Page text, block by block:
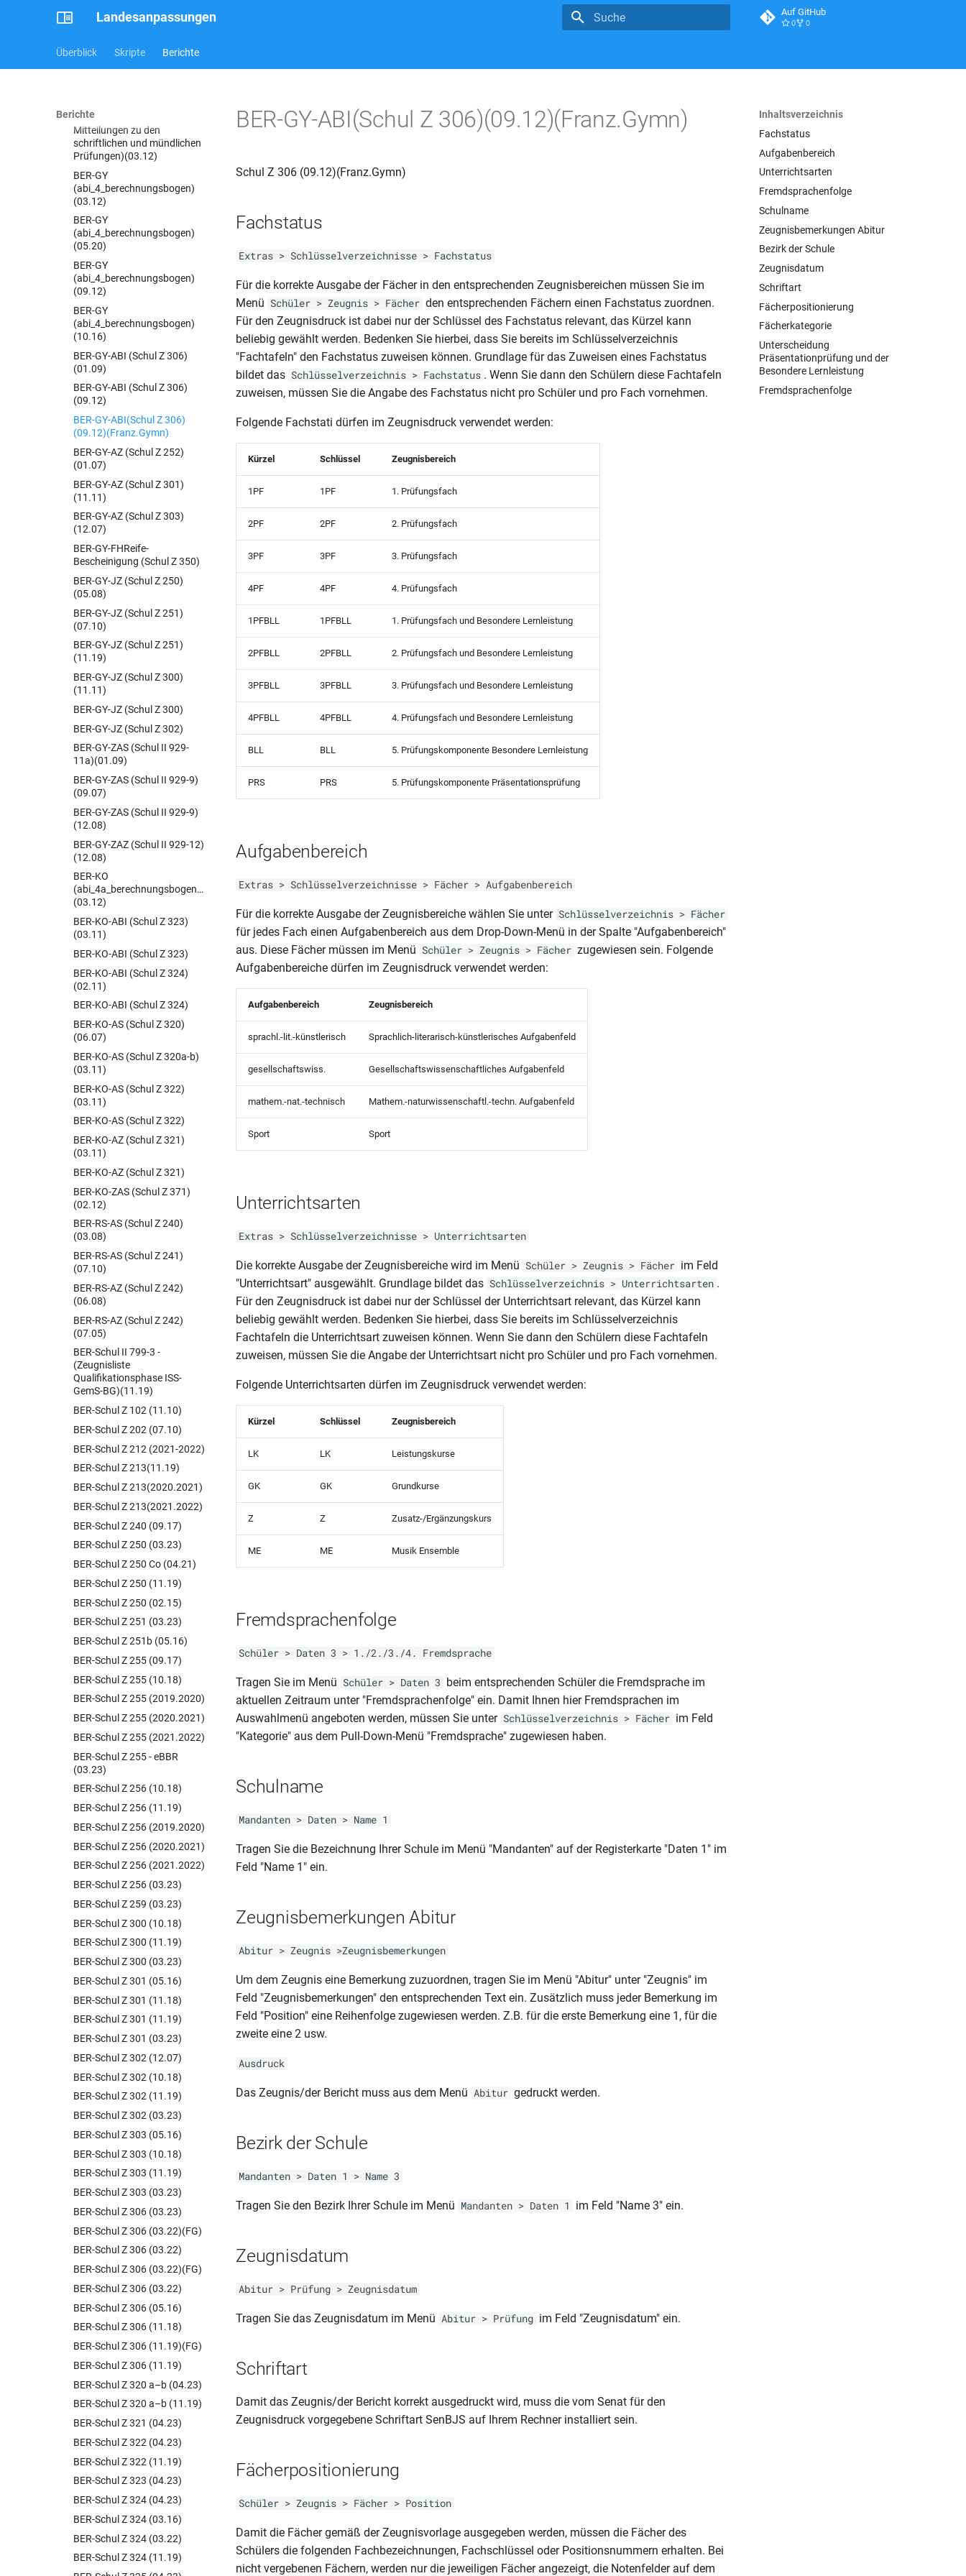
Landesanpassungen Auf GitHub
0 0
Überblick Skripte Berichte
Berichte
BER-GES-JZ (Schul Z 200)
BER-GS-JZ (Schul Z 103)
BER-GY (Abi-18a -
Mitteilungen zu den
schriftlichen und mündlichen
Prüfungen)(03.12)
BER-GY
(abi_4_berechnungsbogen)
(03.12)
BER-GY
(abi_4_berechnungsbogen)
(05.20)
BER-GY
(abi_4_berechnungsbogen)
(09.12)
BER-GY
(abi_4_berechnungsbogen)
(10.16)
BER-GY-ABI (Schul Z 306)
(01.09)
BER-GY-ABI (Schul Z 306)
(09.12)
BER-GY-ABI(Schul Z 306)
(09.12)(Franz.Gymn)
BER-GY-AZ (Schul Z 252)
(01.07)
BER-GY-AZ (Schul Z 301)
(11.11)
BER-GY-AZ (Schul Z 303)
(12.07)
BER-GY-FHReife-
Bescheinigung (Schul Z 350)
BER-GY-JZ (Schul Z 250)
(05.08)
BER-GY-JZ (Schul Z 251)
(07.10)
BER-GY-JZ (Schul Z 251)
(11.19)
BER-GY-JZ (Schul Z 300)
(11.11)
BER-GY-JZ (Schul Z 300)
BER-GY-JZ (Schul Z 302)
BER-GY-ZAS (Schul II 929-
11a)(01.09)
BER-GY-ZAS (Schul II 929-9)
(09.07)
BER-GY-ZAS (Schul II 929-9)
(12.08)
BER-GY-ZAZ (Schul II 929-12)
(12.08)
BER-KO
(abi_4a_berechnungsbogen_kollegs)
(03.12)
BER-KO-ABI (Schul Z 323)
(03.11)
BER-KO-ABI (Schul Z 323)
BER-KO-ABI (Schul Z 324)
(02.11)
BER-KO-ABI (Schul Z 324)
BER-KO-AS (Schul Z 320)
(06.07)
BER-KO-AS (Schul Z 320a-b)
(03.11)
BER-KO-AS (Schul Z 322)
(03.11)
BER-KO-AS (Schul Z 322)
BER-KO-AZ (Schul Z 321)
(03.11)
BER-KO-AZ (Schul Z 321)
BER-KO-ZAS (Schul Z 371)
(02.12)
BER-RS-AS (Schul Z 240)
(03.08)
BER-RS-AS (Schul Z 241)
(07.10)
BER-RS-AZ (Schul Z 242)
(06.08)
BER-RS-AZ (Schul Z 242)
(07.05)
BER-Schul II 799-3 -
(Zeugnisliste
Qualifikationsphase ISS-
GemS-BG)(11.19)
BER-Schul Z 102 (11.10)
BER-Schul Z 202 (07.10)
BER-Schul Z 212 (2021-2022)
BER-Schul Z 213(11.19)
BER-Schul Z 213(2020.2021)
BER-Schul Z 213(2021.2022)
BER-Schul Z 240 (09.17)
BER-Schul Z 250 (03.23)
BER-Schul Z 250 Co (04.21)
BER-Schul Z 250 (11.19)
BER-Schul Z 250 (02.15)
BER-Schul Z 251 (03.23)
BER-Schul Z 251b (05.16)
BER-Schul Z 255 (09.17)
BER-Schul Z 255 (10.18)
BER-Schul Z 255 (2019.2020)
BER-Schul Z 255 (2020.2021)
BER-Schul Z 255 (2021.2022)
BER-Schul Z 255 - eBBR
(03.23)
BER-Schul Z 256 (10.18)
BER-Schul Z 256 (11.19)
BER-Schul Z 256 (2019.2020)
BER-Schul Z 256 (2020.2021)
BER-Schul Z 256 (2021.2022)
BER-Schul Z 256 (03.23)
BER-Schul Z 259 (03.23)
BER-Schul Z 300 (10.18)
BER-Schul Z 300 (11.19)
BER-Schul Z 300 (03.23)
BER-Schul Z 301 (05.16)
BER-Schul Z 301 (11.18)
BER-Schul Z 301 (11.19)
BER-Schul Z 301 (03.23)
BER-Schul Z 302 (12.07)
BER-Schul Z 302 (10.18)
BER-Schul Z 302 (11.19)
BER-Schul Z 302 (03.23)
BER-Schul Z 303 (05.16)
BER-Schul Z 303 (10.18)
BER-Schul Z 303 (11.19)
BER-Schul Z 303 (03.23)
BER-Schul Z 306 (03.23)
BER-Schul Z 306 (03.22)(FG)
BER-Schul Z 306 (03.22)
BER-Schul Z 306 (03.22)(FG)
BER-Schul Z 306 (03.22)
BER-Schul Z 306 (05.16)
BER-Schul Z 306 (11.18)
BER-Schul Z 306 (11.19)(FG)
BER-Schul Z 306 (11.19)
BER-Schul Z 320 a–b (04.23)
BER-Schul Z 320 a–b (11.19)
BER-Schul Z 321 (04.23)
BER-Schul Z 322 (04.23)
BER-Schul Z 322 (11.19)
BER-Schul Z 323 (04.23)
BER-Schul Z 324 (04.23)
BER-Schul Z 324 (03.16)
BER-Schul Z 324 (03.22)
BER-Schul Z 324 (11.19)
Inhaltsverzeichnis
Fachstatus
Aufgabenbereich
Unterrichtsarten
Fremdsprachenfolge
Schulname
Zeugnisbemerkungen Abitur
Bezirk der Schule
Zeugnisdatum
Schriftart
Fächerpositionierung
Fächerkategorie
Unterscheidung
Präsentationprüfung und der
Besondere Lernleistung
Fremdsprachenfolge
BER-GY-ABI(Schul Z 306)(09.12)(Franz.Gymn)
Schul Z 306 (09.12)(Franz.Gymn)
Fachstatus
Extras > Schlüsselverzeichnisse > Fachstatus
Für die korrekte Ausgabe der Fächer in den entsprechenden Zeugnisbereichen müssen Sie im
Menü Schüler > Zeugnis > Fächer den entsprechenden Fächern einen Fachstatus zuordnen.
Für den Zeugnisdruck ist dabei nur der Schlüssel des Fachstatus relevant, das Kürzel kann
beliebig gewählt werden. Bedenken Sie hierbei, dass Sie bereits im Schlüsselverzeichnis
"Fachtafeln" den Fachstatus zuweisen können. Grundlage für das Zuweisen eines Fachstatus
bildet das Schlüsselverzeichnis > Fachstatus . Wenn Sie dann den Schülern diese Fachtafeln
zuweisen, müssen Sie die Angabe des Fachstatus nicht pro Schüler und pro Fach vornehmen.
Folgende Fachstati dürfen im Zeugnisdruck verwendet werden:
Kürzel Schlüssel Zeugnisbereich
1PF 1PF 1. Prüfungsfach
2PF 2PF 2. Prüfungsfach
3PF 3PF 3. Prüfungsfach
4PF 4PF 4. Prüfungsfach
1PFBLL 1PFBLL 1. Prüfungsfach und Besondere Lernleistung
2PFBLL 2PFBLL 2. Prüfungsfach und Besondere Lernleistung
3PFBLL 3PFBLL 3. Prüfungsfach und Besondere Lernleistung
4PFBLL 4PFBLL 4. Prüfungsfach und Besondere Lernleistung
BLL BLL 5. Prüfungskomponente Besondere Lernleistung
PRS PRS 5. Prüfungskomponente Präsentationsprüfung
Aufgabenbereich
Extras > Schlüsselverzeichnisse > Fächer > Aufgabenbereich
Für die korrekte Ausgabe der Zeugnisbereiche wählen Sie unter Schlüsselverzeichnis > Fächer
für jedes Fach einen Aufgabenbereich aus dem Drop-Down-Menü in der Spalte "Aufgabenbereich"
aus. Diese Fächer müssen im Menü Schüler > Zeugnis > Fächer zugewiesen sein. Folgende
Aufgabenbereiche dürfen im Zeugnisdruck verwendet werden:
Aufgabenbereich Zeugnisbereich
sprachl.-lit.-künstlerisch Sprachlich-literarisch-künstlerisches Aufgabenfeld
gesellschaftswiss. Gesellschaftswissenschaftliches Aufgabenfeld
mathem.-nat.-technisch Mathem.-naturwissenschaftl.-techn. Aufgabenfeld
Sport Sport
Unterrichtsarten
Extras > Schlüsselverzeichnisse > Unterrichtsarten
Die korrekte Ausgabe der Zeugnisbereiche wird im Menü Schüler > Zeugnis > Fächer im Feld
"Unterrichtsart" ausgewählt. Grundlage bildet das Schlüsselverzeichnis > Unterrichtsarten .
Für den Zeugnisdruck ist dabei nur der Schlüssel der Unterrichtsart relevant, das Kürzel kann
beliebig gewählt werden. Bedenken Sie hierbei, dass Sie bereits im Schlüsselverzeichnis
Fachtafeln die Unterrichtsart zuweisen können. Wenn Sie dann den Schülern diese Fachtafeln
zuweisen, müssen Sie die Angabe der Unterrichtsart nicht pro Schüler und pro Fach vornehmen.
Folgende Unterrichtsarten dürfen im Zeugnisdruck verwendet werden:
Kürzel Schlüssel Zeugnisbereich
LK LK Leistungskurse
GK GK Grundkurse
Z Z Zusatz-/Ergänzungskurs
ME ME Musik Ensemble
Fremdsprachenfolge
Schüler > Daten 3 > 1./2./3./4. Fremdsprache
Tragen Sie im Menü Schüler > Daten 3 beim entsprechenden Schüler die Fremdsprache im
aktuellen Zeitraum unter "Fremdsprachenfolge" ein. Damit Ihnen hier Fremdsprachen im
Auswahlmenü angeboten werden, müssen Sie unter Schlüsselverzeichnis > Fächer im Feld
"Kategorie" aus dem Pull-Down-Menü "Fremdsprache" zugewiesen haben.
Schulname
Mandanten > Daten > Name 1
Tragen Sie die Bezeichnung Ihrer Schule im Menü "Mandanten" auf der Registerkarte "Daten 1" im
Feld "Name 1" ein.
Zeugnisbemerkungen Abitur
Abitur > Zeugnis >Zeugnisbemerkungen
Um dem Zeugnis eine Bemerkung zuzuordnen, tragen Sie im Menü "Abitur" unter "Zeugnis" im
Feld "Zeugnisbemerkungen" den entsprechenden Text ein. Zusätzlich muss jeder Bemerkung im
Feld "Position" eine Reihenfolge zugewiesen werden. Z.B. für die erste Bemerkung eine 1, für die
zweite eine 2 usw.
Ausdruck
Das Zeugnis/der Bericht muss aus dem Menü Abitur gedruckt werden.
Bezirk der Schule
Mandanten > Daten 1 > Name 3
Tragen Sie den Bezirk Ihrer Schule im Menü Mandanten > Daten 1 im Feld "Name 3" ein.
Zeugnisdatum
Abitur > Prüfung > Zeugnisdatum
Tragen Sie das Zeugnisdatum im Menü Abitur > Prüfung im Feld "Zeugnisdatum" ein.
Schriftart
Damit das Zeugnis/der Bericht korrekt ausgedruckt wird, muss die vom Senat für den
Zeugnisdruck vorgegebene Schriftart SenBJS auf Ihrem Rechner installiert sein.
Fächerpositionierung
Schüler > Zeugnis > Fächer > Position
Damit die Fächer gemäß der Zeugnisvorlage ausgegeben werden, müssen die Fächer des
Schülers die folgenden Fachbezeichnungen, Fachschlüssel oder Positionsnummern erhalten. Bei
nicht vergebenen Fächern, werden nur die jeweiligen Fächer angezeigt, die Notenfelder auf dem